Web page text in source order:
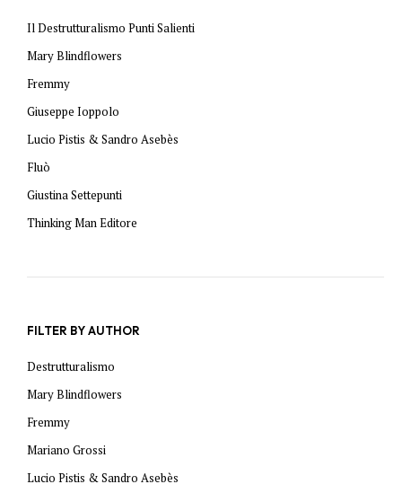
Il Destrutturalismo Punti Salienti
Mary Blindflowers
Fremmy
Giuseppe Ioppolo
Lucio Pistis & Sandro Asebès
Fluò
Giustina Settepunti
Thinking Man Editore
FILTER BY AUTHOR
Destrutturalismo
Mary Blindflowers
Fremmy
Mariano Grossi
Lucio Pistis & Sandro Asebès